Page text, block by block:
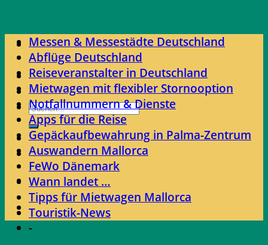
content
-
Messen & Messestädte Deutschland
Abflüge Deutschland
Reiseveranstalter in Deutschland
Mietwagen mit flexibler Stornooption
Notfallnummern & Dienste
Apps für die Reise
Gepäckaufbewahrung in Palma-Zentrum
Auswandern Mallorca
FeWo Dänemark
Wann landet …
Tipps für Mietwagen Mallorca
Touristik-News